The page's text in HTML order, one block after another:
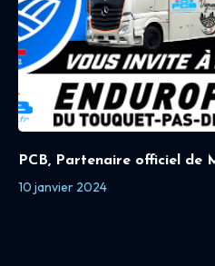
PCB, Partenaire officiel de
10 janvier 2024